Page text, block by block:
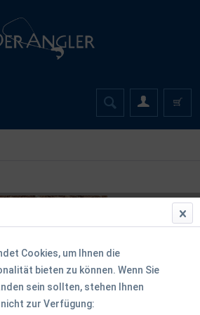
Cookies, um Ihnen die
bieten zu können. Wenn Sie
sein sollten, stehen Ihnen
zur Verfügung: